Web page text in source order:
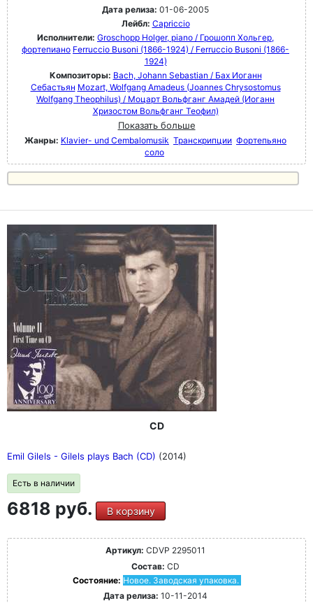
Дата релиза: 01-06-2005
Лейбл: Capriccio
Исполнители: Groschopp Holger, piano / Грошопп Хольгер,
фортепиано Ferruccio Busoni (1866-1924) / Ferruccio Busoni (1866-
1924)
Композиторы: Bach, Johann Sebastian / Бах Иоганн
Себастьян Mozart, Wolfgang Amadeus (Joannes Chrysostomus
Wolfgang Theophilus) / Моцарт Вольфганг Амадей (Иоганн
Хризостом Вольфганг Теофил)
Показать больше
Жанры: Klavier- und Cembalomusik Транскрипции Фортепьяно
соло
CD
Emil Gilels - Gilels plays Bach (CD) (2014)
Есть в наличии
6818 руб. В корзину
Артикул: CDVP 2295011
Состав: CD
Состояние: Новое. Заводская упаковка.
Дата релиза: 10-11-2014